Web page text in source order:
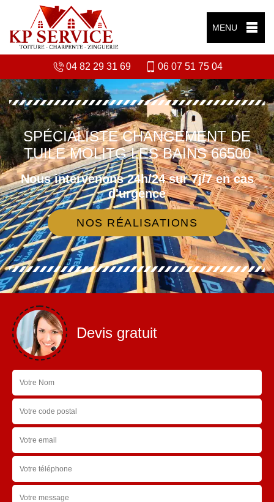
MENU
04 82 29 31 69 06 07 51 75 04
SPÉCIALISTE CHANGEMENT DE
TUILE MOLITG LES BAINS 66500
Nous intervenons 24h/24 sur 7j/7 en cas
d'urgence
NOS RÉALISATIONS
Devis gratuit